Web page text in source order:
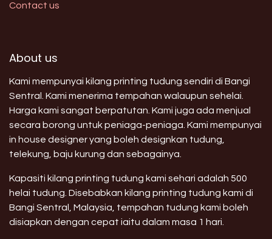
Contact us
About us
Kami mempunyai kilang printing tudung sendiri di Bangi
Sentral. Kami menerima tempahan walaupun sehelai.
Harga kami sangat berpatutan. Kami juga ada menjual
secara borong untuk peniaga-peniaga. Kami mempunyai
in house designer yang boleh designkan tudung,
telekung, baju kurung dan sebagainya.
Kapasiti kilang printing tudung kami sehari adalah 500
helai tudung. Disebabkan kilang printing tudung kami di
Bangi Sentral, Malaysia, tempahan tudung kami boleh
disiapkan dengan cepat iaitu dalam masa 1 hari.